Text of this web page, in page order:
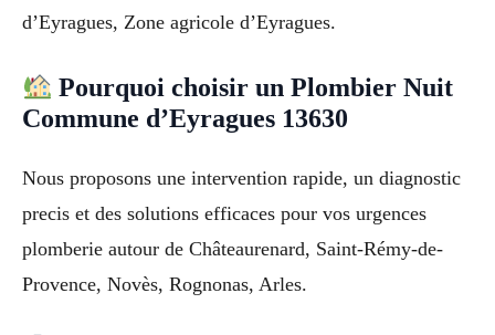
d’Eyragues, Zone agricole d’Eyragues.
Pourquoi choisir un Plombier Nuit
Commune d’Eyragues 13630
Nous proposons une intervention rapide, un diagnostic
precis et des solutions efficaces pour vos urgences
plomberie autour de Châteaurenard, Saint-Rémy-de-
Provence, Novès, Rognonas, Arles.